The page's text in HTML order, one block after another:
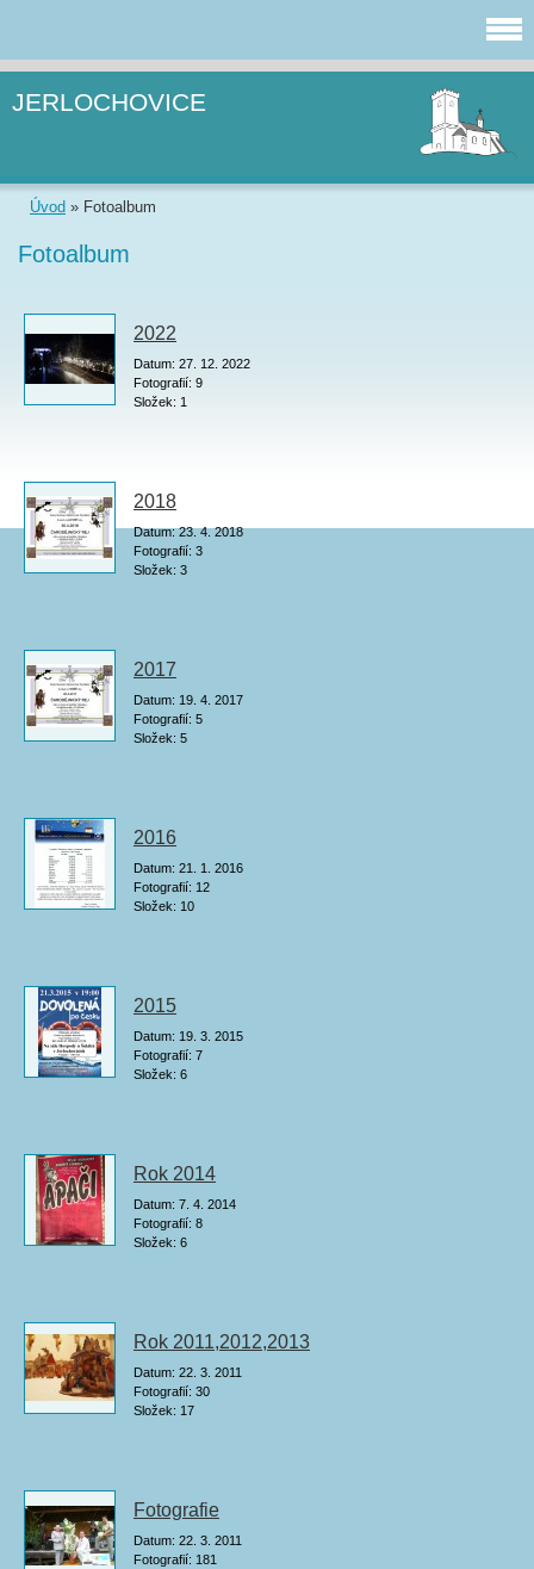
JERLOCHOVICE
Úvod » Fotoalbum
Fotoalbum
2022
Datum: 27. 12. 2022
Fotografií: 9
Složek: 1
2018
Datum:23. 4. 2018
Fotografií: 3
Složek: 3
2017
Datum: 19. 4. 2017
Fotografií: 5
Složek: 5
2016
Datum: 21. 1. 2016
Fotografií: 12
Složek: 10
2015
Datum: 19. 3. 2015
Fotografií: 7
Složek: 6
Rok 2014
Datum: 7. 4. 2014
Fotografií: 8
Složek: 6
Rok 2011,2012,2013
Datum: 22. 3. 2011
Fotografií: 30
Složek: 17
Fotografie
Datum: 22. 3. 2011
Fotografií: 181